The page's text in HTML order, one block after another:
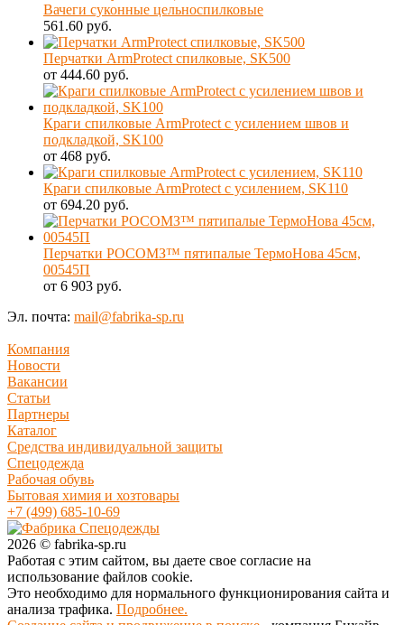
Вачеги суконные цельноспилковые
561.60 руб.
Перчатки ArmProtect спилковые, SK500
от 444.60 руб.
Краги спилковые ArmProtect с усилением швов и
подкладкой, SK100
от 468 руб.
Краги спилковые ArmProtect с усилением, SK110
от 694.20 руб.
Перчатки РОСОМЗ™ пятипалые ТермоНова 45см,
00545П
от 6 903 руб.
Эл. почта: mail@fabrika-sp.ru
Компания
Новости
Вакансии
Статьи
Партнеры
Каталог
Средства индивидуальной защиты
Спецодежда
Рабочая обувь
Бытовая химия и хозтовары
+7 (499) 685-10-69
2026 © fabrika-sp.ru
Работая с этим сайтом, вы даете свое согласие на
использование файлов cookie.
Это необходимо для нормального функционирования сайта и
анализа трафика. Подробнее.